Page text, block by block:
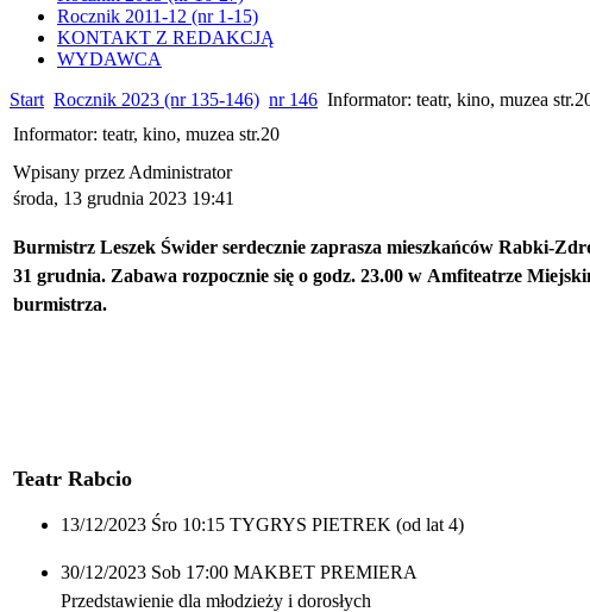
Rocznik 2011-12 (nr 1-15)
KONTAKT Z REDAKCJĄ
WYDAWCA
Start Rocznik 2023 (nr 135-146) nr 146 Informator: teatr, kino, muzea
Informator: teatr, kino, muzea str.20
Wpisany przez Administrator
środa, 13 grudnia 2023 19:41
Burmistrz Leszek Świder serdecznie zaprasza mieszkańców Rabki-
31 grudnia. Zabawa rozpocznie się o godz. 23.00 w Amfiteatrze
burmistrza.
Teatr Rabcio
13/12/2023 Śro 10:15 TYGRYS PIETREK (od lat 4)
30/12/2023 Sob 17:00 MAKBET PREMIERA
Przedstawienie dla młodzieży i dorosłych